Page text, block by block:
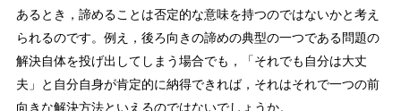
あるとき，諦めることは否定的な意味を持つのではないかと考え
られるのです。例え，後ろ向きの諦めの典型の一つである問題の
解決自体を投げ出してしまう場合でも，「それでも自分は大丈
夫」と自分自身が肯定的に納得できれば，それはそれで一つの前
向きな解決方法といえるのではないでしょうか。